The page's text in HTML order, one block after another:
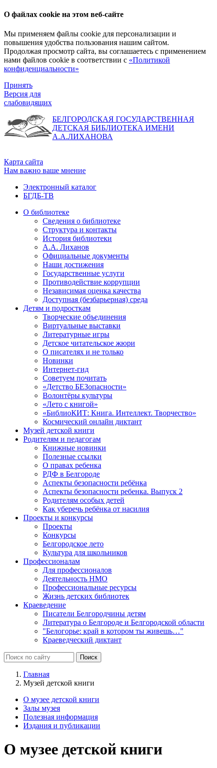
О файлах cookie на этом веб-сайте
Мы применяем файлы cookie для персонализации и
повышения удобства пользования нашим сайтом.
Продолжая просмотр сайта, вы соглашаетесь с применением
нами файлов cookie в соответствии с «Политикой
конфиденциальности»
Принять
Версия для
слабовидящих
БЕЛГОРОДСКАЯ ГОСУДАРСТВЕННАЯ
ДЕТСКАЯ БИБЛИОТЕКА ИМЕНИ
А.А.ЛИХАНОВА
Карта сайта
Нам важно ваше мнение
Электронный каталог
БГДБ-ТВ
О библиотеке
Сведения о библиотеке
Структура и контакты
История библиотеки
А.А. Лиханов
Официальные документы
Наши достижения
Государственные услуги
Противодействие коррупции
Независимая оценка качества
Доступная (безбарьерная) среда
Детям и подросткам
Творческие объединения
Виртуальные выставки
Литературные игры
Детское читательское жюри
О писателях и не только
Новинки
Интернет-гид
Советуем почитать
«Детство БЕЗопасности»
Волонтёры культуры
«Лето с книгой»
«БиблиоКИТ: Книга. Интеллект. Творчество»
Космический онлайн диктант
Музей детской книги
Родителям и педагогам
Книжные новинки
Полезные ссылки
О правах ребенка
РДФ в Белгороде
Аспекты безопасности ребёнка
Аспекты безопасности ребенка. Выпуск 2
Родителям особых детей
Как уберечь ребёнка от насилия
Проекты и конкурсы
Проекты
Конкурсы
Белгородское лето
Культура для школьников
Профессионалам
Для профессионалов
Деятельность НМО
Профессиональные ресурсы
Жизнь детских библиотек
Краеведение
Писатели Белгородчины детям
Литература о Белгороде и Белгородской области
"Белогорье: край в котором ты живешь…"
Краеведческий диктант
Главная
Музей детской книги
О музее детской книги
Залы музея
Полезная информация
Издания и публикации
О музее детской книги